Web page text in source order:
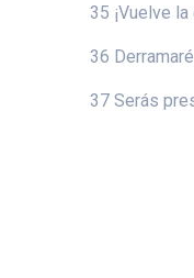
35 ¡Vuelve
36
37 Serás